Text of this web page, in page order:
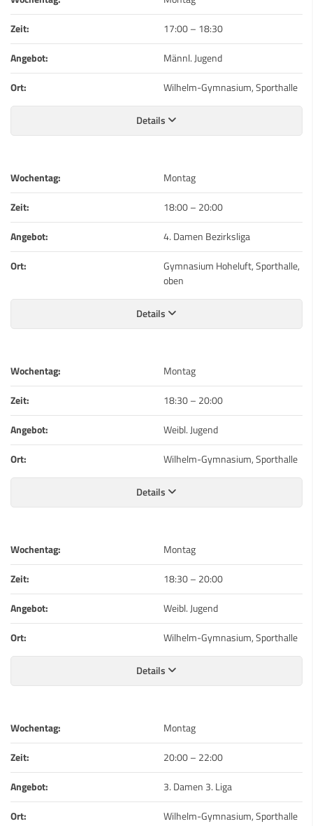
Zeit:
17:00– 18:30
Angebot:
Männl. Jugend
Ort:
Wilhelm-Gymnasium, Sporthalle
Details
Wochentag:
Montag
Zeit:
18:00– 20:00
Angebot:
4. Damen Bezirksliga
Ort:
Gymnasium Hoheluft, Sporthalle,
oben
Details
Wochentag:
Montag
Zeit:
18:30– 20:00
Angebot:
Weibl. Jugend
Ort:
Wilhelm-Gymnasium, Sporthalle
Details
Wochentag:
Montag
Zeit:
18:30– 20:00
Angebot:
Weibl. Jugend
Ort:
Wilhelm-Gymnasium, Sporthalle
Details
Wochentag:
Montag
Zeit:
20:00– 22:00
Angebot:
3. Damen 3. Liga
Ort:
Wilhelm-Gymnasium, Sporthalle